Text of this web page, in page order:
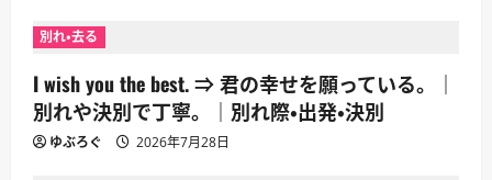
別れ・去る
I wish you the best. ⇒ 君の幸せを願っている。｜
別れや決別で丁寧。｜別れ際・出発・決別
ゆぶろぐ 2026年7月28日